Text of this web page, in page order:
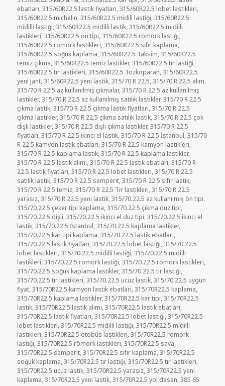
ebatları,315/60R22.5 lastik fiyatları,315/60R22.5 lobet lastikleri,
315/60R22.5 michelin,315/60R22.5 midili lastiği,315/60R22.5
midilli lastiği,315/60R22.5 midilli lastik,315/60R22.5 midilli
lastikleri,315/60R22.5 ön tipi,315/60R22.5 römork lastiği,
315/60R22.5 römork lastikleri,315/60R22.5 sıfır kaplama,
315/60R22.5 soğuk kaplama,315/60R22.5 Taksim,315/60R22.5
temiz çıkma,315/60R22.5 temiz lastikler,315/60R22.5 tır lastiği,
315/60R22.5 tır lastikleri,315/60R22.5 Tozkoparan,315/60R22.5
yeni jant,315/60R22.5 yeni lastik,315/70 R 22.5,315/70 R 22.5 alım,
315/70 R 22.5 az kullanılmış çıkmalar,315/70 R 22.5 az kullanılmış
lastikler,315/70 R 22.5 az kullanılmış satılık lastikler,315/70 R 22.5
çıkma lastik,315/70 R 22.5 çıkma lastik fiyatları,315/70 R 22.5
çıkma lastikler,315/70 R 22.5 çıkma satılık lastik,315/70 R 22.5 çok
dişli lastikler,315/70 R 22.5 dişli çıkma lastikler,315/70 R 22.5
fiyatları,315/70 R 22.5 ikinci el lastik,315/70 R 22.5 İstanbul,315/70
R 22.5 kamyon lastik ebatları,315/70 R 22.5 kamyon lastikleri,
315/70 R 22.5 kaplama lastik,315/70 R 22.5 kaplama lastikler,
315/70 R 22.5 lastik alımı,315/70 R 22.5 lastik ebatları,315/70 R
22.5 lastik fiyatları,315/70 R 22.5 lobet lastikleri,315/70 R 22.5
satılık lastik,315/70 R 22.5 semperit,315/70 R 22.5 sıfır lastik,
315/70 R 22.5 temiz,315/70 R 22.5 Tır lastikleri,315/70 R 22.5
yarasız,315/70 R 22.5 yeni lastik,315/70.22.5 az kullanılmış ön tipi,
315/70.22.5 çeker tipi kaplama,315/70.22.5 çıkma düz tipi,
315/70.22.5 dişli,315/70.22.5 ikinci el düz tipi,315/70.22.5 ikinci el
lastik,315/70.22.5 İstanbul,315/70.22.5 kaplama lastikler,
315/70.22.5 kar tipi kaplama,315/70.22.5 lastik ebatları,
315/70.22.5 lastik fiyatları,315/70.22.5 lobet lastiği,315/70.22.5
lobet lastikleri,315/70.22.5 midilli lastiği,315/70.22.5 midilli
lastikleri,315/70.22.5 römork lastiği,315/70.22.5 römork lastikleri,
315/70.22.5 soğuk kaplama lastikler,315/70.22.5 tır lastiği,
315/70.22.5 tır lastikleri,315/70.22.5 ucuz lastik,315/70.22.5 uygun
fiyat,315/70R22.5 kamyon lastik ebatları,315/70R22.5 kaplama,
315/70R22.5 kaplama lastikler,315/70R22.5 kar tipi,315/70R22.5
lastik,315/70R22.5 lastik alımı,315/70R22.5 lastik ebatları,
315/70R22.5 lastik fiyatları,315/70R22.5 lobet lastiği,315/70R22.5
lobet lastikleri,315/70R22.5 midilli lastiği,315/70R22.5 midilli
lastikleri,315/70R22.5 otobüs lastikleri,315/70R22.5 römork
lastiği,315/70R22.5 römork lastikleri,315/70R22.5 sava,
315/70R22.5 semperit,315/70R22.5 sıfır kaplama,315/70R22.5
soğuk kaplama,315/70R22.5 tır lastiği,315/70R22.5 tır lastikleri,
315/70R22.5 ucuz lastik,315/70R22.5 yarasız,315/70R22.5 yeni
kaplama,315/70R22.5 yeni lastik,315/70R22.5 yol desen,385 65